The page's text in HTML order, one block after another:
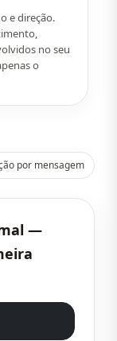
e direção.
no seu
o
por mensagem
—